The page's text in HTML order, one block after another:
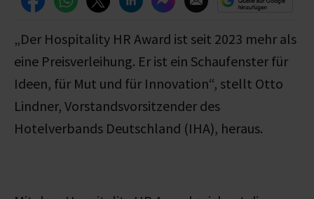
„Der Hospitality HR Award ist seit 2023 mehr als
eine Preisverleihung. Er ist ein Schaufenster für
Ideen, für Mut und für Innovation“, stellt Otto
Lindner, Vorstandsvorsitzender des
Hotelverbands Deutschland (IHA), heraus.